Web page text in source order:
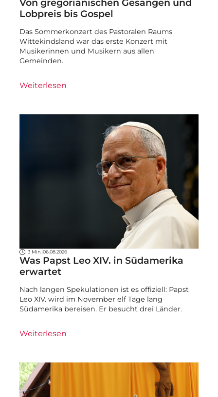
Von gregorianischen Gesängen und
Lobpreis bis Gospel
Das Sommerkonzert des Pastoralen Raums
Wittekindsland war das erste Konzert mit
Musikerinnen und Musikern aus allen
Gemeinden.
Weiterlesen
3 Min.|06.08.2026
Was Papst Leo XIV. in Südamerika
erwartet
Nach langen Spekulationen ist es offiziell: Papst
Leo XIV. wird im November elf Tage lang
Südamerika bereisen. Er besucht drei Länder.
Weiterlesen